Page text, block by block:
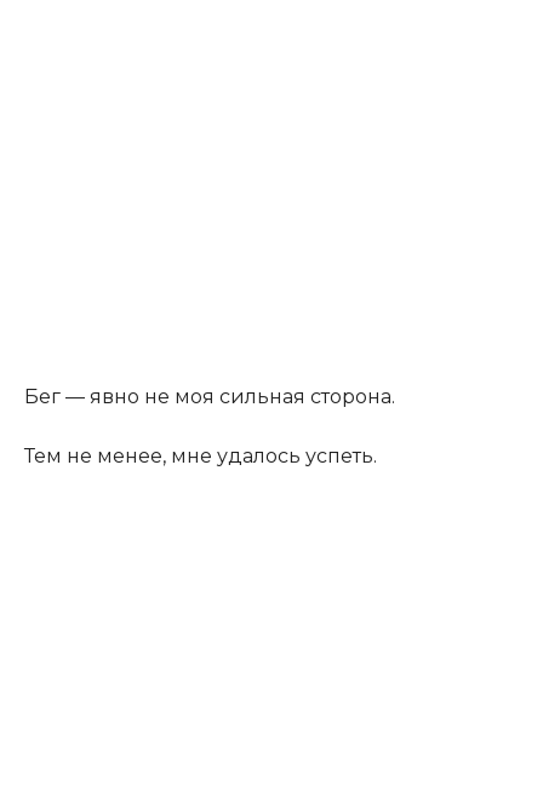
Бег — явно не моя сильная сторона.
Тем не менее, мне удалось успеть.